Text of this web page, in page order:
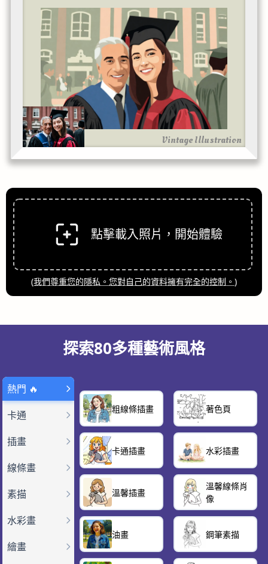
Vintage Illustration
點擊載入照片，開始體驗
(我們尊重您的隱私。您對自己的資料擁有完全的控制。 )
探索80多種藝術風格
熱門 🔥
卡通
插畫
線條畫
素描
水彩畫
繪畫
粗線條插畫 著色頁
卡通插畫 水彩插畫
溫馨插畫
溫馨線條肖
像
油畫 鋼筆素描